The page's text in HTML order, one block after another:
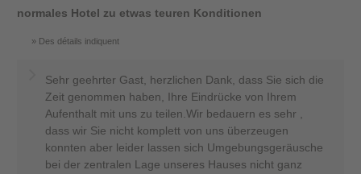
normales Hotel zu etwas teuren Konditionen
Des détails indiquent
Sehr geehrter Gast, herzlichen Dank, dass Sie sich die
Zeit genommen haben, Ihre Eindrücke von Ihrem
Aufenthalt mit uns zu teilen.Wir bedauern es sehr ,
dass wir Sie nicht komplett von uns überzeugen
konnten aber leider lassen sich Umgebungsgeräusche
bei der zentralen Lage unseres Hauses nicht ganz